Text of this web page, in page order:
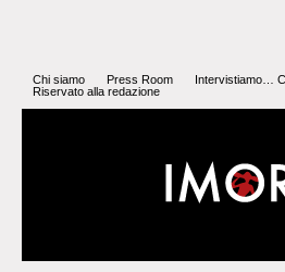
Chi siamo Press Room Intervistiamo…
Riservato alla redazione